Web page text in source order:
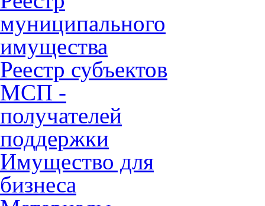
муниципального
имущества
Реестр субъектов
МСП -
получателей
поддержки
Имущество для
бизнеса